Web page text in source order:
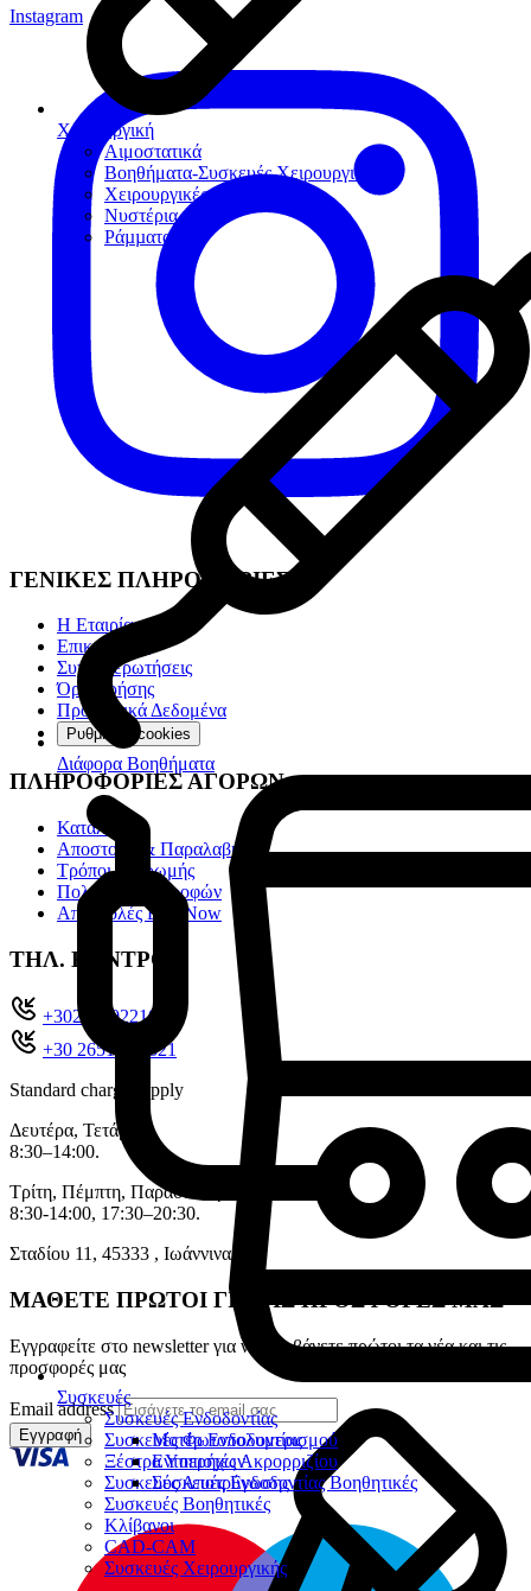
Χειρουργική
Αιμοστατικά
Βοηθήματα-Συσκευές Χειρουργικής
Χειρουργικές Φρέζες
Νυστέρια
Ράµµατα
Διάφορα Βοηθήματα
Συσκευές
Συσκευές Ενδοδοντίας
Μοτέρ Ενδοδοντίας
Εντοπιστές Ακρορριζίου
Συσκευές Ενδοδοντίας Βοηθητικές
Συσκευές Φωτοπολυμερισμού
Ξέστρα Υπερήχων
Συσκευές Αποτρύγωσης
Συσκευές Βοηθητικές
Κλίβανοι
CAD-CAM
Συσκευές Χειρουργικής
Instagram
ΓΕΝΙΚΕΣ ΠΛΗΡΟΦΟΡΙΕΣ
Η Εταιρία
Επικοινωνία
Συχνές ερωτήσεις
Όροι χρήσης
Προσωπικά Δεδομένα
Ρυθμίσεις cookies
ΠΛΗΡΟΦΟΡΙΕΣ ΑΓΟΡΩΝ
Κατάλογοι
Αποστολή & Παραλαβή
Τρόποι πληρωμής
Πολιτική επιστροφών
Αποστολές Box Now
ΤΗΛ. ΚΕΝΤΡΟ
+302651022104
+30 26510 71321
Standard charges apply
Δευτέρα, Τετάρτη:
8:30–14:00.
Τρίτη, Πέμπτη, Παρασκευή:
8:30-14:00, 17:30–20:30.
Σταδίου 11, 45333 , Ιωάννινα.
ΜΑΘΕΤΕ ΠΡΩΤΟΙ ΓΙΑ ΤΙΣ ΠΡΟΣΦΟΡΕΣ ΜΑΣ
Εγγραφείτε στο newsletter για να λαμβάνετε πρώτοι τα νέα και τις
προσφορές μας
Email address
Εγγραφή